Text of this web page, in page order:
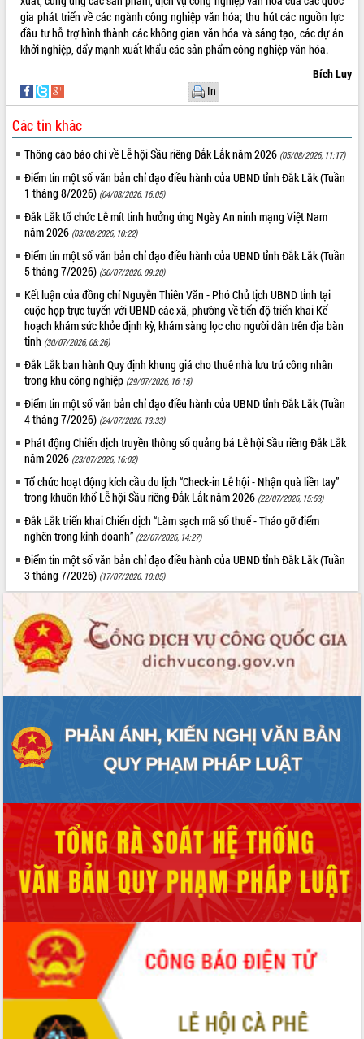
gia phát triển về các ngành công nghiệp văn hóa; thu hút các nguồn lực
đầu tư hỗ trợ hình thành các không gian văn hóa và sáng tạo, các dự án
khởi nghiệp, đẩy mạnh xuất khẩu các sản phẩm công nghiệp văn hóa.
Bích Luy
In
Các tin khác
Thông cáo báo chí về Lễ hội Sầu riêng Đắk Lắk năm 2026 (05/08/2026, 11:17)
Điểm tin một số văn bản chỉ đạo điều hành của UBND tỉnh Đắk Lắk (Tuần
1 tháng 8/2026) (04/08/2026, 16:05)
Đắk Lắk tổ chức Lễ mít tinh hưởng ứng Ngày An ninh mạng Việt Nam
năm 2026 (03/08/2026, 10:22)
Điểm tin một số văn bản chỉ đạo điều hành của UBND tỉnh Đắk Lắk (Tuần
5 tháng 7/2026) (30/07/2026, 09:20)
Kết luận của đồng chí Nguyễn Thiên Văn - Phó Chủ tịch UBND tỉnh tại
cuộc họp trực tuyến với UBND các xã, phường về tiến độ triển khai Kế
hoạch khám sức khỏe định kỳ, khám sàng lọc cho người dân trên địa bàn
tỉnh (30/07/2026, 08:26)
Đắk Lắk ban hành Quy định khung giá cho thuê nhà lưu trú công nhân
trong khu công nghiệp (29/07/2026, 16:15)
Điểm tin một số văn bản chỉ đạo điều hành của UBND tỉnh Đắk Lắk (Tuần
4 tháng 7/2026) (24/07/2026, 13:33)
Phát động Chiến dịch truyền thông số quảng bá Lễ hội Sầu riêng Đắk Lắk
năm 2026 (23/07/2026, 16:02)
Tổ chức hoạt động kích cầu du lịch “Check-in Lễ hội - Nhận quà liền tay”
trong khuôn khổ Lễ hội Sầu riêng Đắk Lắk năm 2026 (22/07/2026, 15:53)
Đắk Lắk triển khai Chiến dịch “Làm sạch mã số thuế - Tháo gỡ điểm
nghẽn trong kinh doanh” (22/07/2026, 14:27)
Điểm tin một số văn bản chỉ đạo điều hành của UBND tỉnh Đắk Lắk (Tuần
3 tháng 7/2026) (17/07/2026, 10:05)